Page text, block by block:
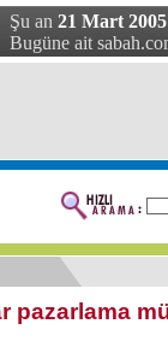
Şu an 21 Mart
Bugüne ait
pazarlama